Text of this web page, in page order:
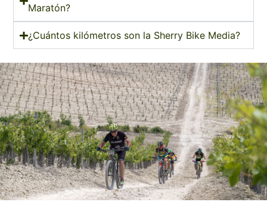
Maratón?
¿Cuántos kilómetros son la Sherry Bike Media?